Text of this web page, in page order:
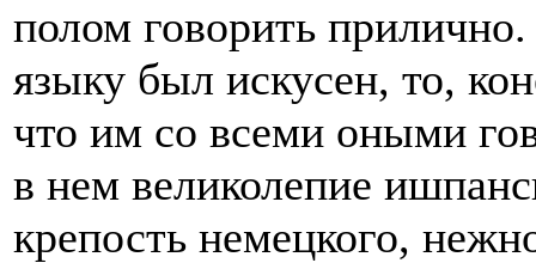
полом говорить
языку был искусен, то,
что им со всеми оными
в нем великолепие
крепость немецкого,